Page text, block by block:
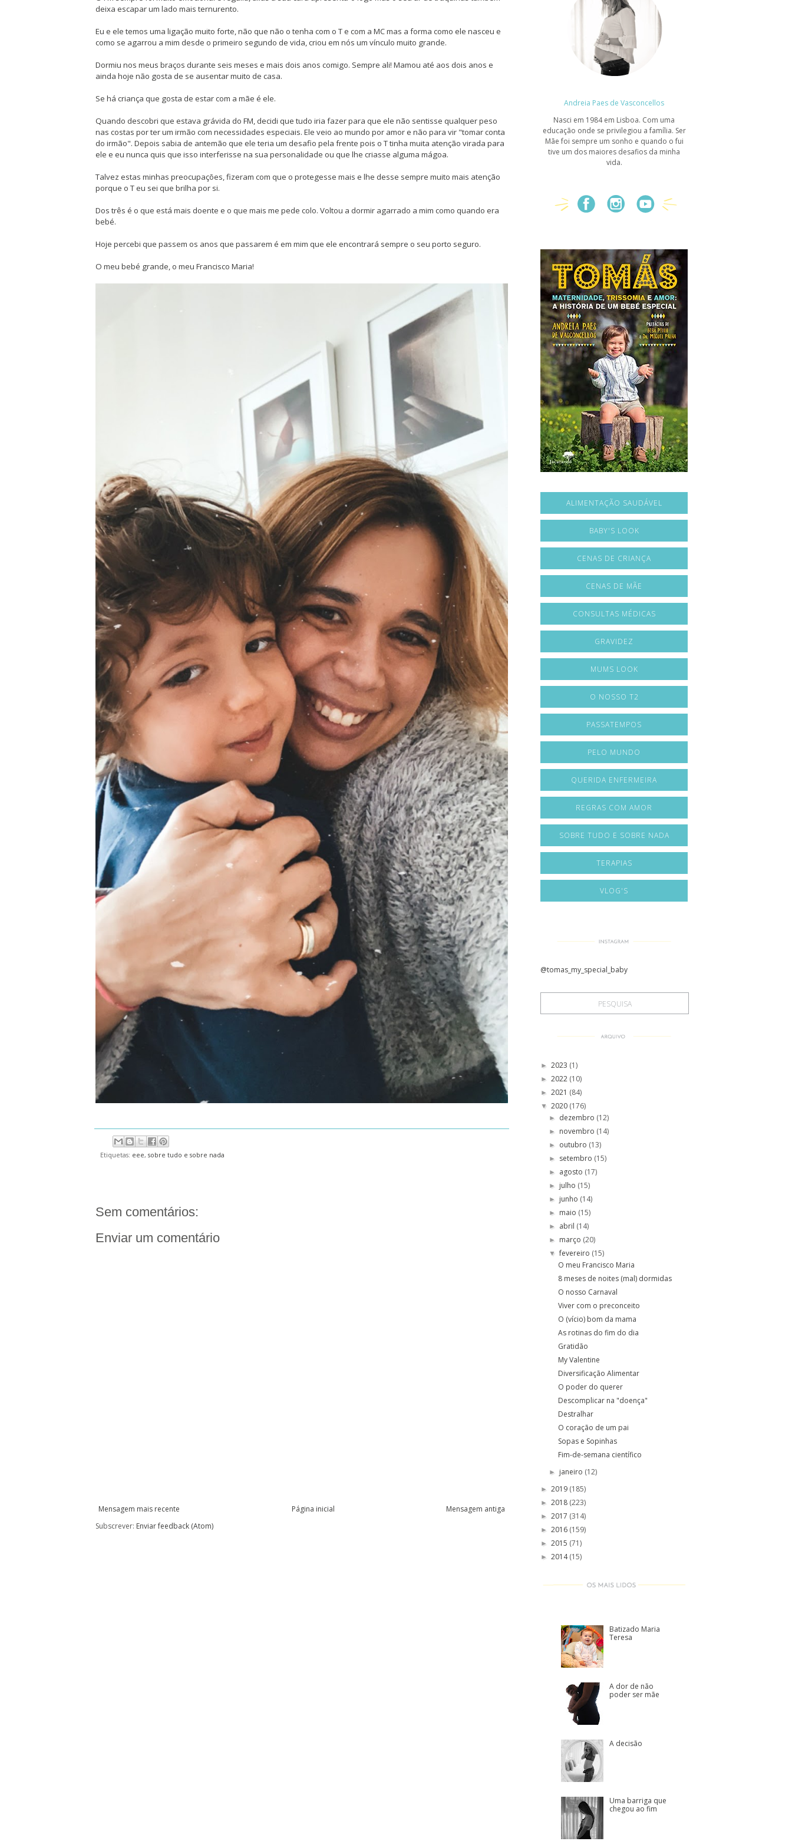
deixa escapar um lado mais ternurento.
Eu e ele temos uma ligação muito forte, não que não o tenha com o T e com a MC mas a forma como ele nasceu e
como se agarrou a mim desde o primeiro segundo de vida, criou em nós um vínculo muito grande.
Dormiu nos meus braços durante seis meses e mais dois anos comigo. Sempre ali! Mamou até aos dois anos e
ainda hoje não gosta de se ausentar muito de casa.
Se há criança que gosta de estar com a mãe é ele.
Quando descobri que estava grávida do FM, decidi que tudo iria fazer para que ele não sentisse qualquer peso
nas costas por ter um irmão com necessidades especiais. Ele veio ao mundo por amor e não para vir "tomar conta
do irmão". Depois sabia de antemão que ele teria um desafio pela frente pois o T tinha muita atenção virada para
ele e eu nunca quis que isso interferisse na sua personalidade ou que lhe criasse alguma mágoa.
Talvez estas minhas preocupações, fizeram com que o protegesse mais e lhe desse sempre muito mais atenção
porque o T eu sei que brilha por si.
Dos três é o que está mais doente e o que mais me pede colo. Voltou a dormir agarrado a mim como quando era
bebé.
Hoje percebi que passem os anos que passarem é em mim que ele encontrará sempre o seu porto seguro.
O meu bebé grande, o meu Francisco Maria!
Etiquetas: eee, sobre tudo e sobre nada
Sem comentários:
Enviar um comentário
Mensagem mais recente Mensagem antiga
Página inicial
Subscrever: Enviar feedback (Atom)
Andreia Paes de Vasconcellos
Nasci em 1984 em Lisboa. Com uma
educação onde se privilegiou a família. Ser
Mãe foi sempre um sonho e quando o fui
tive um dos maiores desafios da minha
vida.
ALIMENTAÇÃO SAUDÁVEL
BABY'S LOOK
CENAS DE CRIANÇA
CENAS DE MÃE
CONSULTAS MÉDICAS
GRAVIDEZ
MUMS LOOK
O NOSSO T2
PASSATEMPOS
PELO MUNDO
QUERIDA ENFERMEIRA
REGRAS COM AMOR
SOBRE TUDO E SOBRE NADA
TERAPIAS
VLOG'S
@tomas_my_special_baby
► 2023 (1)
► 2022 (10)
► 2021 (84)
▼ 2020 (176)
► dezembro (12)
► novembro (14)
► outubro (13)
► setembro (15)
► agosto (17)
► julho (15)
► junho (14)
► maio (15)
► abril (14)
► março (20)
▼fevereiro (15)
O meu Francisco Maria
8 meses de noites (mal) dormidas
O nosso Carnaval
Viver com o preconceito
O (vício) bom da mama
As rotinas do fim do dia
Gratidão
My Valentine
Diversificação Alimentar
O poder do querer
Descomplicar na "doença"
Destralhar
O coração de um pai
Sopas e Sopinhas
Fim-de-semana científico
► janeiro (12)
► 2019 (185)
► 2018 (223)
► 2017 (314)
► 2016 (159)
► 2015 (71)
► 2014(15)
Batizado Maria
Teresa
A dor de não
poder ser mãe
A decisão
Uma barriga que
chegou ao fim